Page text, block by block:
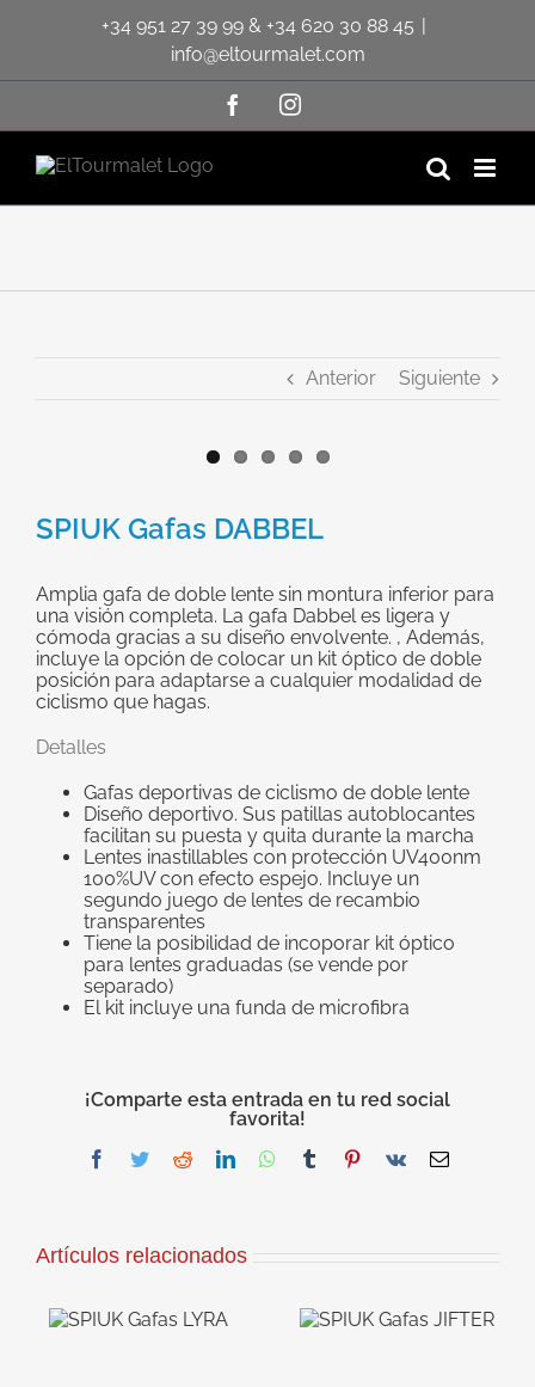
+34 951 27 39 99 & +34 620 30 88 45 |
info@eltourmalet.com
FacebookInstagram
Anterior Siguiente
más
grande
SPIUK Gafas DABBEL
Amplia gafa de doble lente sin montura inferior para
una visión completa. La gafa Dabbel es ligera y
cómoda gracias a su diseño envolvente. , Además,
incluye la opción de colocar un kit óptico de doble
posición para adaptarse a cualquier modalidad de
ciclismo que hagas.
Detalles
Gafas deportivas de ciclismo de doble lente
Diseño deportivo. Sus patillas autoblocantes
facilitan su puesta y quita durante la marcha
Lentes inastillables con protección UV400nm
100%UV con efecto espejo. Incluye un
segundo juego de lentes de recambio
transparentes
Tiene la posibilidad de incoporar kit óptico
para lentes graduadas (se vende por
separado)
El kit incluye una funda de microfibra
¡Comparte esta entrada en tu red social
favorita!
Facebook
TwitterRedditLinkedInWhatsApp
TumblrPinterest
Vk
Correo
Artículos relacionados